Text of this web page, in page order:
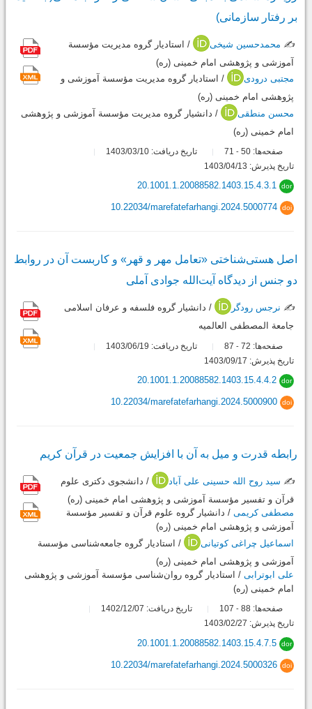
بر رفتار سازمانی)
✍️ محمدحسین شیخی
/ استادیار گروه مدیریت مؤسسة
آموزشی و پژوهشی امام خمینی (ره)
مجتبی درودی
/ استادیار گروه مدیریت مؤسسة آموزشی و
پژوهشی امام خمینی (ره)
محسن منطقی
/ دانشیار گروه مدیریت مؤسسة آموزشی و پژوهشی
امام خمینی (ره)
صفحه‌ها: 50
-
تاریخ دریافت: 1403/03/10
تاریخ پذیرش: 1403/04/13
dor
20.1001.1.20088582.1403.15.4.3.1
doi
10.22034/marefatefarhangi.2024.5000774
اصل هستی‌شناختی «تعامل مهر و قهر» و کاربست آن در روابط
دو جنس از دیدگاه آیت‌الله جوادی آملی
✍️ نرجس رودگر
/ دانشیار گروه فلسفه و عرفان اسلامی
جامعة المصطفی العالمیه
صفحه‌ها: 72
-
تاریخ دریافت: 1403/06/19
تاریخ پذیرش: 1403/09/17
dor
20.1001.1.20088582.1403.15.4.4.2
doi
10.22034/marefatefarhangi.2024.5000900
رابطه قدرت و میل به آن با افزایش جمعیت در قرآن کریم
✍️ سید روح الله حسینی علی آباد
/ دانشجوی دکتری علوم
قرآن و تفسیر مؤسسة آموزشی و پژوهشی امام خمینی (ره)
مصطفی کریمی / دانشیار گروه علوم قرآن و تفسیر مؤسسة
آموزشی و پژوهشی امام خمینی (ره)
اسماعیل چراغی کوتیانی
/ استادیار گروه جامعه‌شناسی مؤسسة
آموزشی و پژوهشی امام خمینی (ره)
علی ابوترابی / استادیار گروه روان‌شناسی مؤسسة آموزشی و پژوهشی
امام خمینی (ره)
صفحه‌ها: 88
-
تاریخ دریافت: 1402/12/07
تاریخ پذیرش: 1403/02/27
dor
20.1001.1.20088582.1403.15.4.7.5
doi
10.22034/marefatefarhangi.2024.5000326